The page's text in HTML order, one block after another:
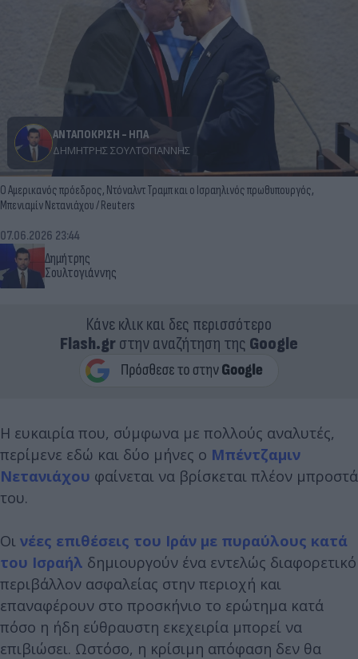
ΑΝΤΑΠΟΚΡΙΣΗ - ΗΠΑ
ΔΗΜΉΤΡΗΣ ΣΟΥΛΤΟΓΙΆΝΝΗΣ
Ο Αμερικανός πρόεδρος, Ντόναλντ Τραμπ και ο Ισραηλινός πρωθυπουργός,
Μπενιαμίν Νετανιάχου / Reuters
Δημήτρης
Σουλτογιάννης
07.06.2026 23:44
Κάνε κλικ και δες περισσότερο
Flash.grστην αναζήτηση της Google
Η ευκαιρία που, σύμφωνα με πολλούς αναλυτές,
περίμενε εδώ και δύο μήνες ο Μπέντζαμιν
Νετανιάχου φαίνεται να βρίσκεται πλέον μπροστά
του.
Οι νέες επιθέσεις του Ιράν με πυραύλους κατά
του Ισραήλ δημιουργούν ένα εντελώς διαφορετικό
περιβάλλον ασφαλείας στην περιοχή και
επαναφέρουν στο προσκήνιο το ερώτημα κατά
πόσο η ήδη εύθραυστη εκεχειρία μπορεί να
επιβιώσει. Ωστόσο, η κρίσιμη απόφαση δεν θα